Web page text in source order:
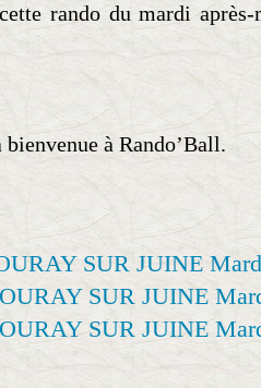
rando du mardi
à Rando’Ball.